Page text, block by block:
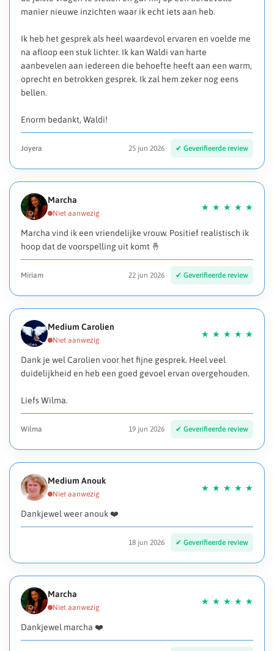
manier nieuwe inzichten waar ik echt iets aan heb.
Ik heb het gesprek als heel waardevol ervaren en voelde me
na afloop een stuk lichter. Ik kan Waldi van harte
aanbevelen aan iedereen die behoefte heeft aan een warm,
oprecht en betrokken gesprek. Ik zal hem zeker nog eens
bellen.
Enorm bedankt, Waldi!
Joyera 25 jun 2026
Marcha
Marcha vind ik een vriendelijke vrouw. Positief realistisch ik
hoop dat de voorspelling uit komt 🤞
Miriam 22 jun 2026
Medium Carolien
Dank je wel Carolien voor het fijne gesprek. Heel veel
duidelijkheid en heb een goed gevoel ervan overgehouden.
Liefs Wilma.
Wilma 19 jun 2026
Medium Anouk
Dankjewel weer anouk ❤️
18 jun 2026
Marcha
Dankjewel marcha ❤️